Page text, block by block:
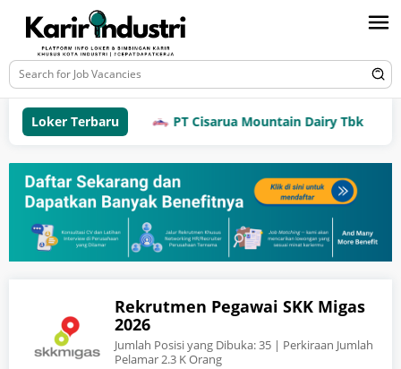
Loker Terbaru PT Cisarua Mountain Dairy Tbk
Rekrutmen Pegawai SKK Migas
2026
Jumlah Posisi yang Dibuka:35 | Perkiraan Jumlah
Pelamar 2.3 K Orang